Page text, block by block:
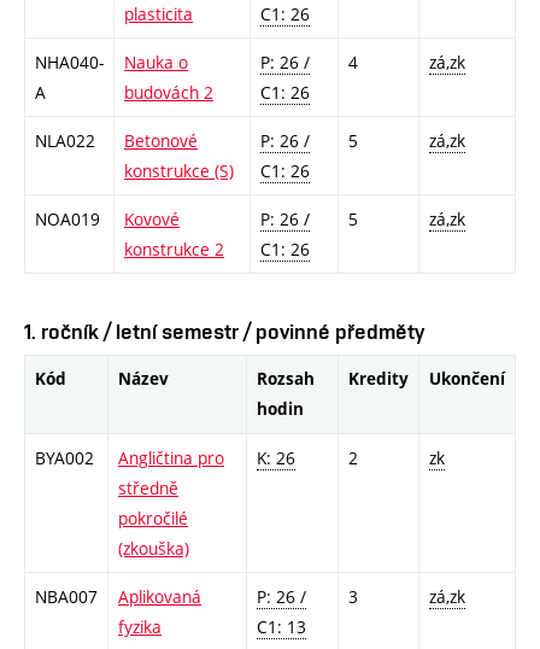
plasticita
C1: 26
NHA040-
A
Nauka o
budovách 2
P: 26 /
C1: 26
4 zá,zk
NLA022
Betonové
konstrukce (S)
P: 26 /
C1: 26
5 zá,zk
NOA019
Kovové
konstrukce 2
P: 26 /
C1: 26
5 zá,zk
1. ročník / letní semestr / povinné předměty
Kód Název
Rozsah
hodin
Kredity Ukončení
BYA002
Angličtina pro
středně
pokročilé
(zkouška)
K: 26 2 zk
NBA007
Aplikovaná
fyzika
P: 26 /
C1: 13
3 zá,zk